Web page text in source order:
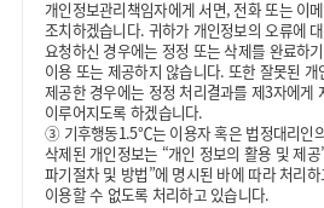
개인정보관리책임자에게 서면, 전화 또는 이
조치하겠습니다. 귀하가 개인정보의 오류에
요청하신 경우에는 정정 또는 삭제를 완료하
이용 또는 제공하지 않습니다. 또한 잘못된
제공한 경우에는 정정 처리결과를 제3자에게
이루어지도록 하겠습니다.
③ 기후행동1.5℃는 이용자 혹은 법정대리인
삭제된 개인정보는 “개인 정보의 활용 및 제
파기절차 및 방법”에 명시된 바에 따라 처리
이용할 수 없도록 처리하고 있습니다.